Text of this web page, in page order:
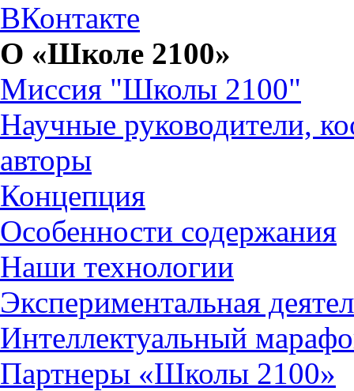
ВКонтакте
О «Школе 2100»
Миссия "Школы 2100"
Научные руководители,
авторы
Концепция
Особенности содержания
Наши технологии
Экспериментальная
Интеллектуальный
Партнеры «Школы 2100»